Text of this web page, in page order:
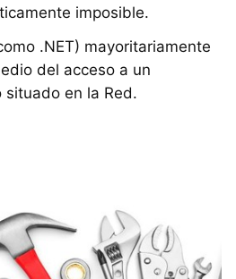
imposible.
.NET) mayoritariamente
del acceso a un
en la Red.